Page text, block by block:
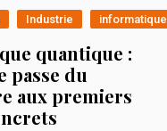
Industrie informatique
quantique :
passe du
aux premiers